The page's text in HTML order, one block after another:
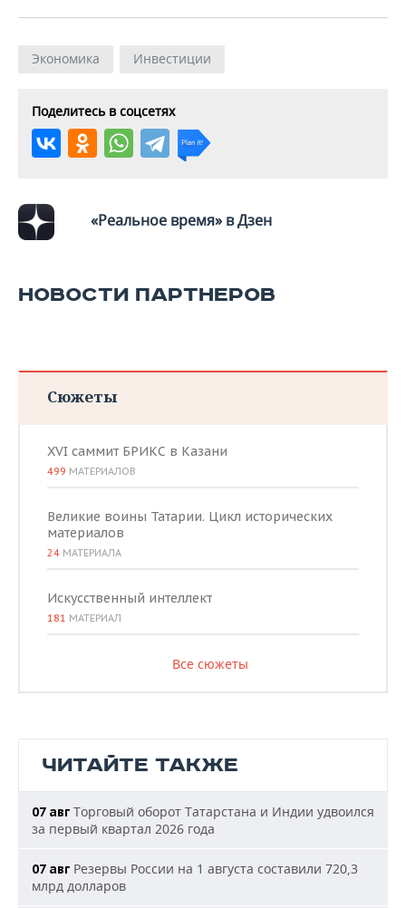
Экономика Инвестиции
Поделитесь в соцсетях
«Реальное время» в Дзен
НОВОСТИ ПАРТНЕРОВ
Сюжеты
XVI саммит БРИКС в Казани
499 МАТЕРИАЛОВ
Великие воины Татарии. Цикл исторических
материалов
24 МАТЕРИАЛА
Искусственный интеллект
181 МАТЕРИАЛ
Все сюжеты
ЧИТАЙТЕ ТАКЖЕ
07 авг Торговый оборот Татарстана и Индии удвоился
за первый квартал 2026 года
07 авг Резервы России на 1 августа составили 720,3
млрд долларов